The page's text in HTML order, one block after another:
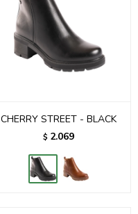
CHERRY STREET - BLACK
$ 2.069